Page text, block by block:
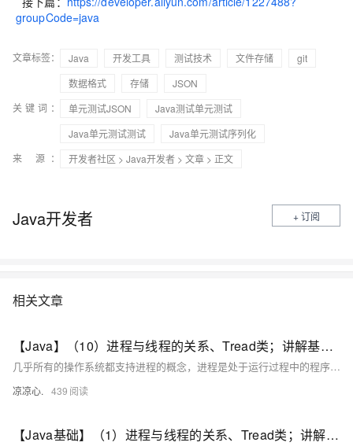
groupCode=java
文章标签： Java 开发工具 测试技术 文件存储
git
数据格式
存储
JSON
关键词：
单元测试JSON
Java测试单元测试
Java单元测试测试
Java单元测试序列化
来 源：
开发者社区 > Java开发者 > 文章 > 正文
Java开发者 + 订阅
相关文章
【Java】（10）进程与线程的关系、Tread类；讲解基本线程安全、网络编程内容；JSON序列化与反序列化
几乎所有的操作系统都支持进程的概念，进程是处于运行过程中的程序，并且具有一定的独立功能，进程是系统进行资源分配和调度的一个独立单位一般而言，进程包含如下三个特征。独立性动态性并发性。
凉凉心. 439
【Java基础】（1）进程与线程的关系、Tread类；讲解基本线程安全、网络编程内容；JSON序列化与反序列化